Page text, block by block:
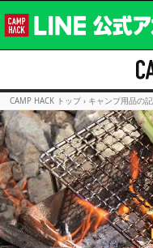
CAMP HACK トップ › キャンプ用品の